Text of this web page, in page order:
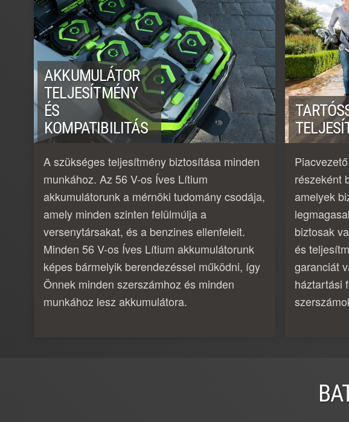
AKKUMULÁTOR
TELJESÍTMÉNY
ÉS
KOMPATIBILITÁS
A szükséges teljesítmény biztosítása minden
munkához. Az 56 V-os Íves Lítium
akkumulátorunk a mérnöki tudomány csodája,
amely minden szinten felülmúlja a
versenytársakat, és a benzines ellenfeleit.
Minden 56 V-os Íves Lítium akkumulátorunk
képes bármelyik berendezéssel működni, így
Önnek minden szerszámhoz és minden
munkához lesz akkumulátora.
részeként
amelyek
biztosak
és
garanciát
háztartási